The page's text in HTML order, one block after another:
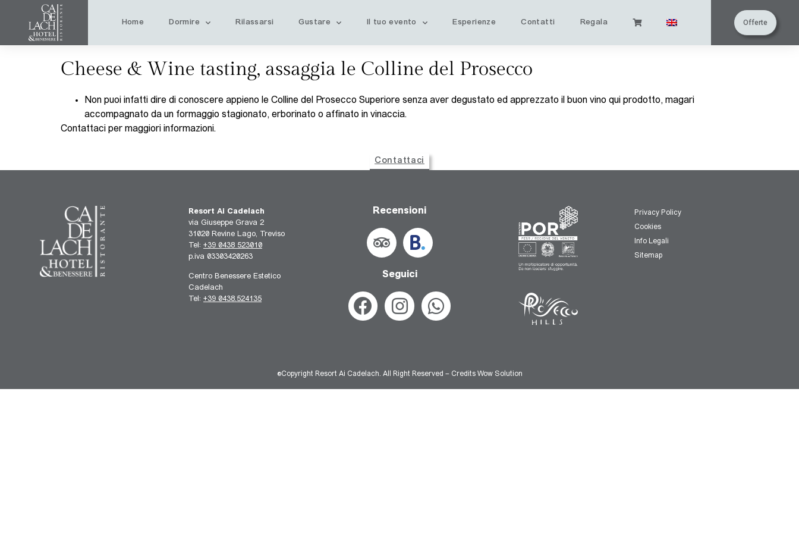
Home Dormire Rilassarsi Gustare Il tuo evento Esperienze Contatti Regala Offerte
Cheese & Wine tasting, assaggia le Colline del Prosecco
Non puoi infatti dire di conoscere appieno le Colline del Prosecco Superiore senza aver degustato ed apprezzato il buon vino qui prodotto, magari
accompagnato da un formaggio stagionato, erborinato o affinato in vinaccia.
Contattaci per maggiori informazioni.
Contattaci
Resort Ai Cadelach
via Giuseppe Grava 2
31020 Revine Lago, Treviso
Tel: +39 0438 523010
p.iva 03303420263
Centro Benessere Estetico
Cadelach
Tel: +39 0438.524135
Recensioni
Seguici
Privacy Policy
Cookies
Info Legali
Sitemap
©Copyright Resort Ai Cadelach. All Right Reserved – Credits Wow Solution